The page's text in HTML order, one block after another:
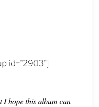
id="2903"]
I hope this album can